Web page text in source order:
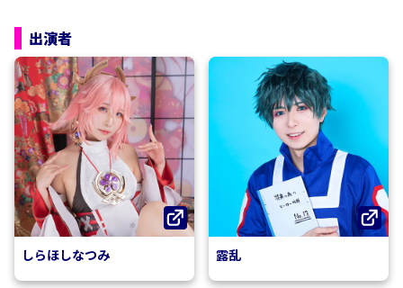
出演者
しらほしなつみ 露乱